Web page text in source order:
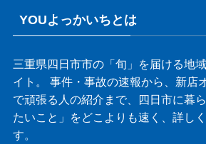
YOUよっかいちとは
三重県四日市市の「旬」を届ける地
イト。 事件・事故の速報から、新店
で頑張る人の紹介まで、四日市に暮
たいこと」をどこよりも速く、詳し
す。